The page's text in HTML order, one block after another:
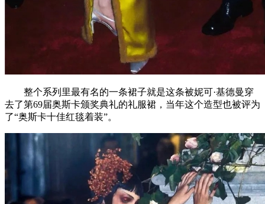
整个系列里最有名的一条裙子就是这条被妮可·基德曼穿
去了第69届奥斯卡颁奖典礼的礼服裙，当年这个造型也被评为
了“奥斯卡十佳红毯着装”。